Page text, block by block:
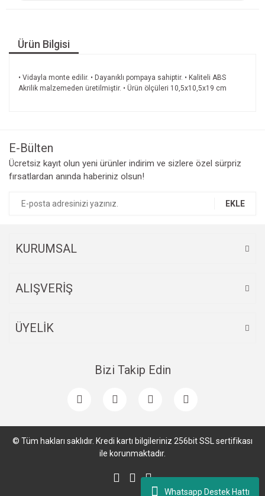
Whatsapp Destek Hattı
Ürün Bilgisi
• Vidayla monte edilir. • Dayanıklı pompaya sahiptir. • Kaliteli ABS
Akrilik malzemeden üretilmiştir. • Ürün ölçüleri 10,5x10,5x19 cm
E-Bülten
Ücretsiz kayıt olun yeni ürünler indirim ve sizlere özel sürpriz
fırsatlardan anında haberiniz olsun!
EKLE
KURUMSAL
ALIŞVERİŞ
ÜYELİK
Bizi Takip Edin
© Tüm hakları saklıdır. Kredi kartı bilgileriniz 256bit SSL sertifikası
ile korunmaktadır.